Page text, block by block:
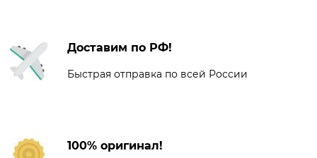
Доставим по РФ!
Быстрая отправка по всей России
100% оригинал!